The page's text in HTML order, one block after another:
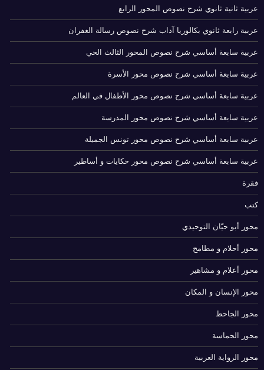
عربية ثانية ثانوي شرح نصوص المحور الرابع
عربية رابعة ثانوي بكالوريا آداب شرح نصوص رسالة الغفران
عربية سابعة أساسي شرح نصوص المحور الثالث الحي
عربية سابعة أساسي شرح نصوص محور الأسرة
عربية سابعة أساسي شرح نصوص محور الأطفال في العالم
عربية سابعة أساسي شرح نصوص محور المدرسة
عربية سابعة أساسي شرح نصوص محور تونس الجميلة
عربية سابعة أساسي شرح نصوص محور حكايات و أساطير
فقرة
كتب
محور أبو حيّان التوحيدي
محور أحلام و مطامح
محور أعلام و مشاهير
محور الإنسان و المكان
محور الجاحظ
محور الحماسة
محور الرواية العربية